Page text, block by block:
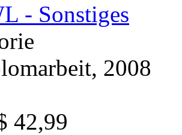
- Sonstiges
2008
42,99